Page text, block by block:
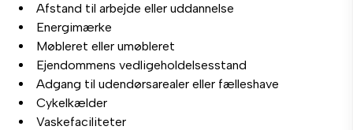
Afstand til arbejde eller uddannelse
Energimærke
Møbleret eller umøbleret
Ejendommens vedligeholdelsesstand
Adgang til udendørsarealer eller fælleshave
Cykelkælder
Vaskefaciliteter